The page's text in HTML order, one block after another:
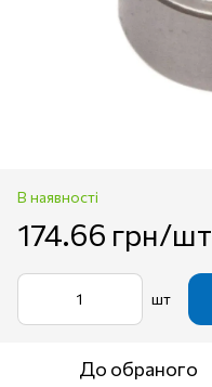
В наявності
174.66 грн/шт
шт
До обраного